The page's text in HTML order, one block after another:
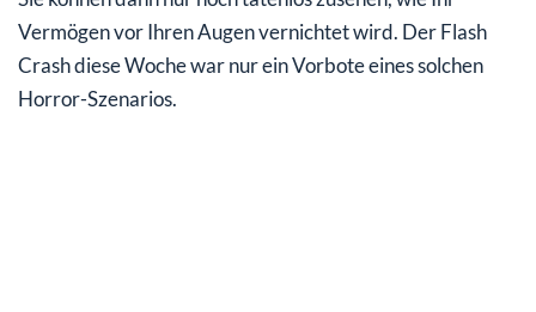
Vermögen vor Ihren Augen vernichtet wird. Der Flash
Crash diese Woche war nur ein Vorbote eines solchen
Horror-Szenarios.